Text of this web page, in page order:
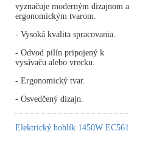
vyznačuje moderným dizajnom a
ergonomickým tvarom.
- Vysoká kvalita spracovania.
- Odvod pilín pripojený k
vysávaču alebo vrecku.
- Ergonomický tvar.
- Osvedčený dizajn.
Elektrický hoblík 1450W EC561